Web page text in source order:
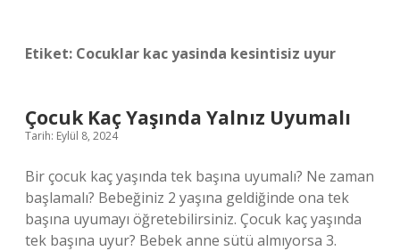
Etiket: Cocuklar kac yasinda kesintisiz uyur
Çocuk Kaç Yaşında Yalnız Uyumalı
Tarih: Eylül 8, 2024
Bir çocuk kaç yaşında tek başına uyumalı? Ne zaman
başlamalı? Bebeğiniz 2 yaşına geldiğinde ona tek
başına uyumayı öğretebilirsiniz. Çocuk kaç yaşında
tek başına uyur? Bebek anne sütü almıyorsa 3.